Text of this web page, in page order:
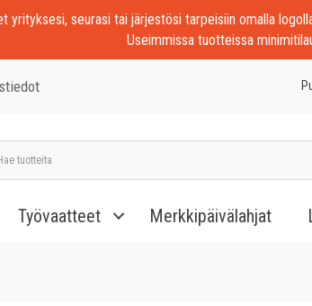
yrityksesi, seurasi tai järjestösi tarpeisiin omalla
Useimmissa tuotteissa
Työvaatteet Merkkipäivälahjat